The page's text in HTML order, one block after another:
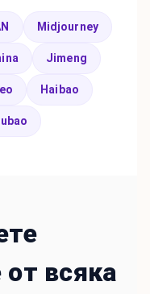
Midjourney
Jimeng
Haibao
всяка